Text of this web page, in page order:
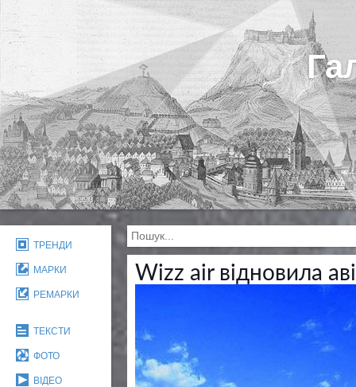
ТРЕНДИ
МАРКИ
РЕМАРКИ
ТЕКСТИ
ФОТО
ВІДЕО
Wizz air відновила